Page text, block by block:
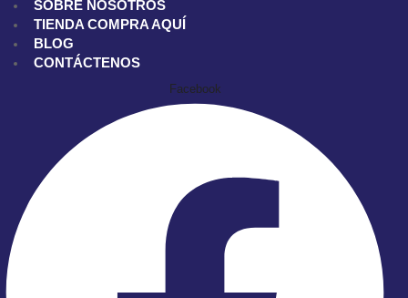
SOBRE NOSOTROS
TIENDA COMPRA AQUÍ
BLOG
CONTÁCTENOS
Facebook